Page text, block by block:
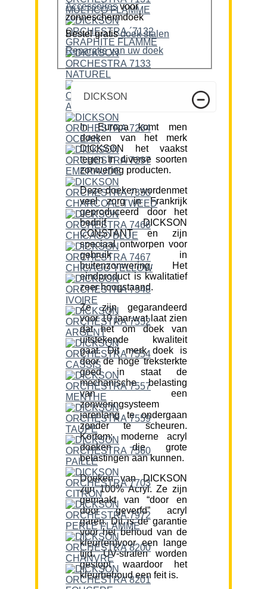
Accessoiresvoor
zonneschermdoek
Bestel gratis doek stalen
Reparatie van uw doek
DICKSON
In Europa komt men
doeken van het merk
DICKSON het vaakst
tegen in diverse soorten
zonwering producten.
Deze doeken wordenmet
veel zorg in Frankrijk
geproduceerd door het
bedrijf DICKSON
CONSTANT en zijn
speciaal ontworpen voor
gebruik in
buitenzonwering. Het
eindproduct is kwalitatief
zeer hoogstaand.
Ze zijn gegarandeerd
voor 10 jaar,wat laat zien
dat het om doek van
uitstekende kwaliteit
gaat. Dit merk doek is
door de hoge treksterkte
goed in staat de
mechanische belasting
van een
zonweringsysteem
jarenlang te ondergaan
zonder te scheuren.
Kortom; moderne acryl
doeken die grote
belastingen aan kunnen.
Doeken van DICKSON
zijn 100% Acryl. Ze zijn
gemaakt van “door en
door geverfd” acryl
garen. Dit is de garantie
voor het behoud van de
kleur(en)voor een lange
tijd. UV-stralen worden
gestopt waardoor het
kleurbehoud een feit is.